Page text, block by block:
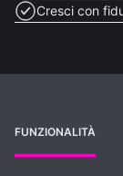
Cresci con
FUNZIONALITÀ